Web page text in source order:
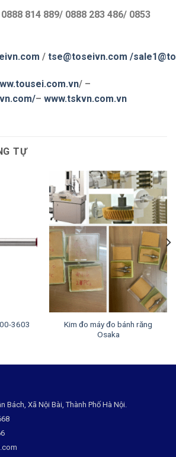
814 889/ 0888 283 486/ 0853
/ tse@toseivn.com /
/ –
– www.tskvn.com.vn
TỰ
3603
Kim đo máy đo bánh răng
Osaka
Bách, Xã Nội Bài, Thành Phố Hà Nội.